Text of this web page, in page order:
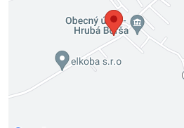
Prajete si načítať externý obsah?
Povoliť tentokrát
Povoliť a zapamätať - súhlas s